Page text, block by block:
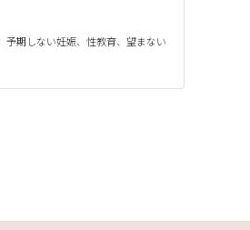
予期しない妊娠、 性教育、 望まない